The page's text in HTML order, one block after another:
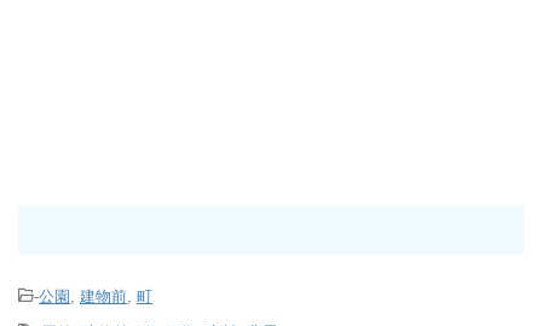
-公園 建物前 町